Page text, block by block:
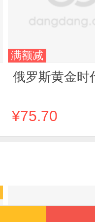
满额减
俄罗斯黄金时
¥75.70